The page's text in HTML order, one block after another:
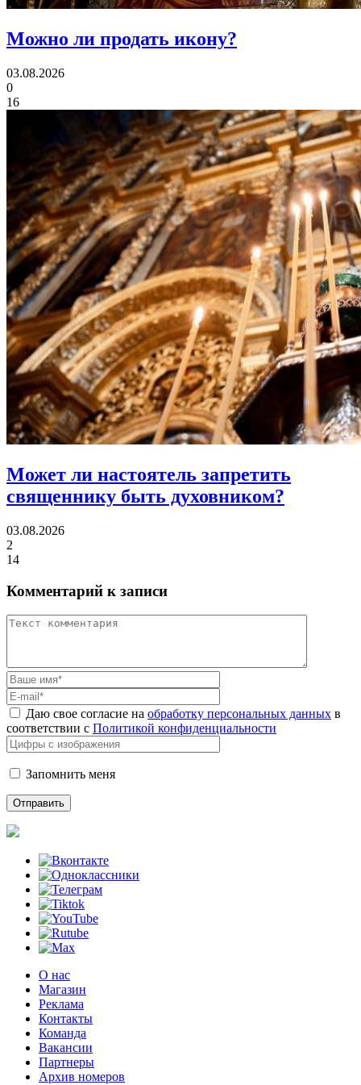
Можно ли продать икону?
03.08.2026
0
16
Может ли настоятель запретить
священнику быть духовником?
03.08.2026
2
14
Комментарий к записи
Даю свое согласие на обработку персональных данных в
соответствии с Политикой конфиденциальности
Запомнить меня
О нас
Магазин
Реклама
Контакты
Команда
Вакансии
Партнеры
Архив номеров